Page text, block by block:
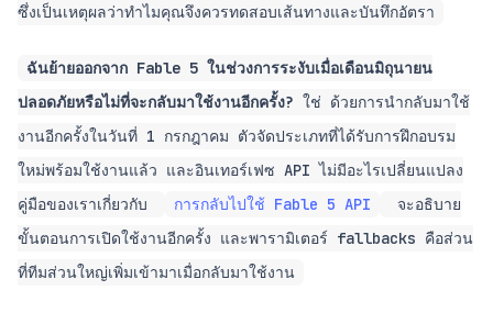
ซึ่งเป็นเหตุผลว่าทำไมคุณจึงควรทดสอบเส้นทางและบันทึกอัตรา
ฉันย้ายออกจาก Fable 5 ในช่วงการระงับเมื่อเดือนมิถุนายน
ปลอดภัยหรือไม่ที่จะกลับมาใช้งานอีกครั้ง? ใช่ ด้วยการนำกลับมาใช้
งานอีกครั้งในวันที่ 1 กรกฎาคม ตัวจัดประเภทที่ได้รับการฝึกอบรม
ใหม่พร้อมใช้งานแล้ว และอินเทอร์เฟซ API ไม่มีอะไรเปลี่ยนแปลง
คู่มือของเราเกี่ยวกับ
การกลับไปใช้ Fable 5 API
จะอธิบาย
ขั้นตอนการเปิดใช้งานอีกครั้ง และพารามิเตอร์ fallbacks คือส่วน
ที่ทีมส่วนใหญ่เพิ่มเข้ามาเมื่อกลับมาใช้งาน